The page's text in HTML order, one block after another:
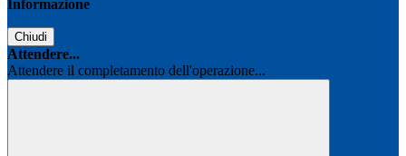
Informazione
Chiudi
Attendere...
Attendere il completamento dell'operazione...